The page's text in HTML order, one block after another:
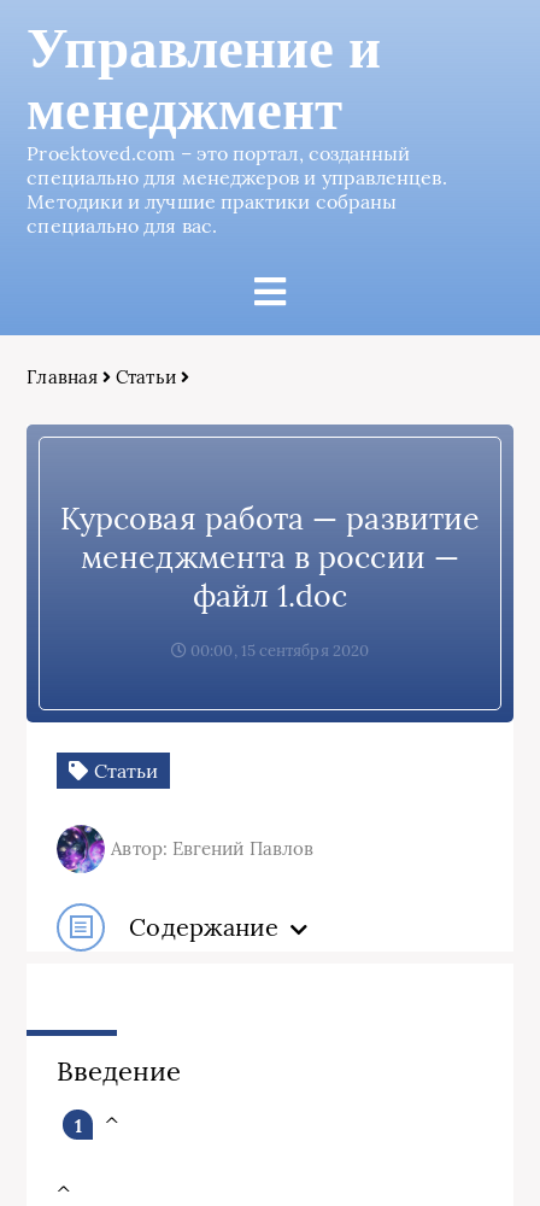
Управление и
менеджмент
Proektoved.com – это портал, созданный
специально для менеджеров и управленцев.
Методики и лучшие практики собраны
специально для вас.
Главная Статьи
Курсовая работа — развитие
менеджмента в россии —
файл 1.doc
00:00, 15 сентября 2020
Статьи
Автор: Евгений Павлов
Содержание
Введение
^
^